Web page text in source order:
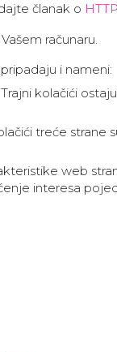
članak o
računaru.
i nameni:
kolačići
treće strane
web
interesa